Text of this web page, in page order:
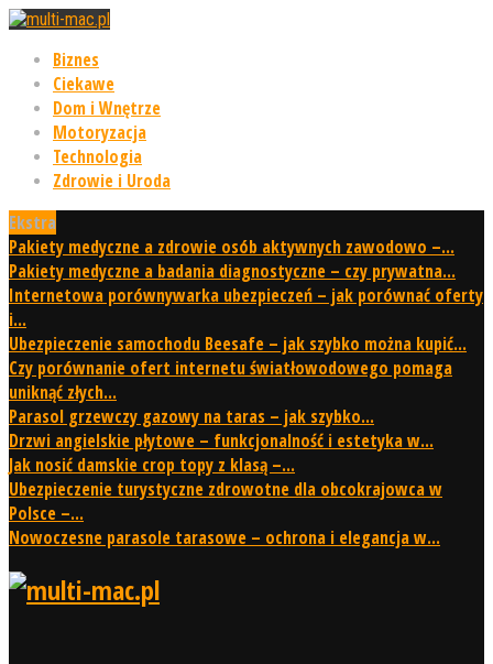
Biznes
Ciekawe
Dom i Wnętrze
Motoryzacja
Technologia
Zdrowie i Uroda
Ekstra
Pakiety medyczne a zdrowie osób aktywnych zawodowo –...
Pakiety medyczne a badania diagnostyczne – czy prywatna...
Internetowa porównywarka ubezpieczeń – jak porównać oferty
i...
Ubezpieczenie samochodu Beesafe – jak szybko można kupić...
Czy porównanie ofert internetu światłowodowego pomaga
uniknąć złych...
Parasol grzewczy gazowy na taras – jak szybko...
Drzwi angielskie płytowe – funkcjonalność i estetyka w...
Jak nosić damskie crop topy z klasą –...
Ubezpieczenie turystyczne zdrowotne dla obcokrajowca w
Polsce –...
Nowoczesne parasole tarasowe – ochrona i elegancja w...